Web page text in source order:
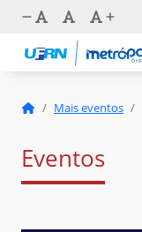
Mais eventos
Eventos